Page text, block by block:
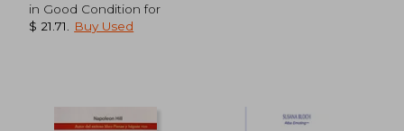
in Good Condition for
$ 21.71
Buy Used